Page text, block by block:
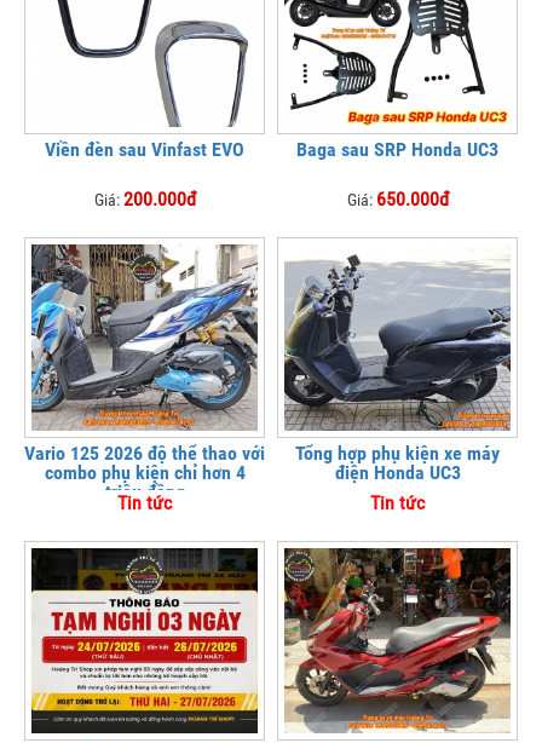
Viền đèn sau Vinfast EVO
Giá:200.000đ
Baga sau SRP Honda UC3
Giá: 650.000đ
Vario 125 2026 độ thể thao với
combo phụ kiện chỉ hơn 4
triệu đồng
Tin tức
Tổng hợp phụ kiện xe máy
điện Honda UC3
Tin tức